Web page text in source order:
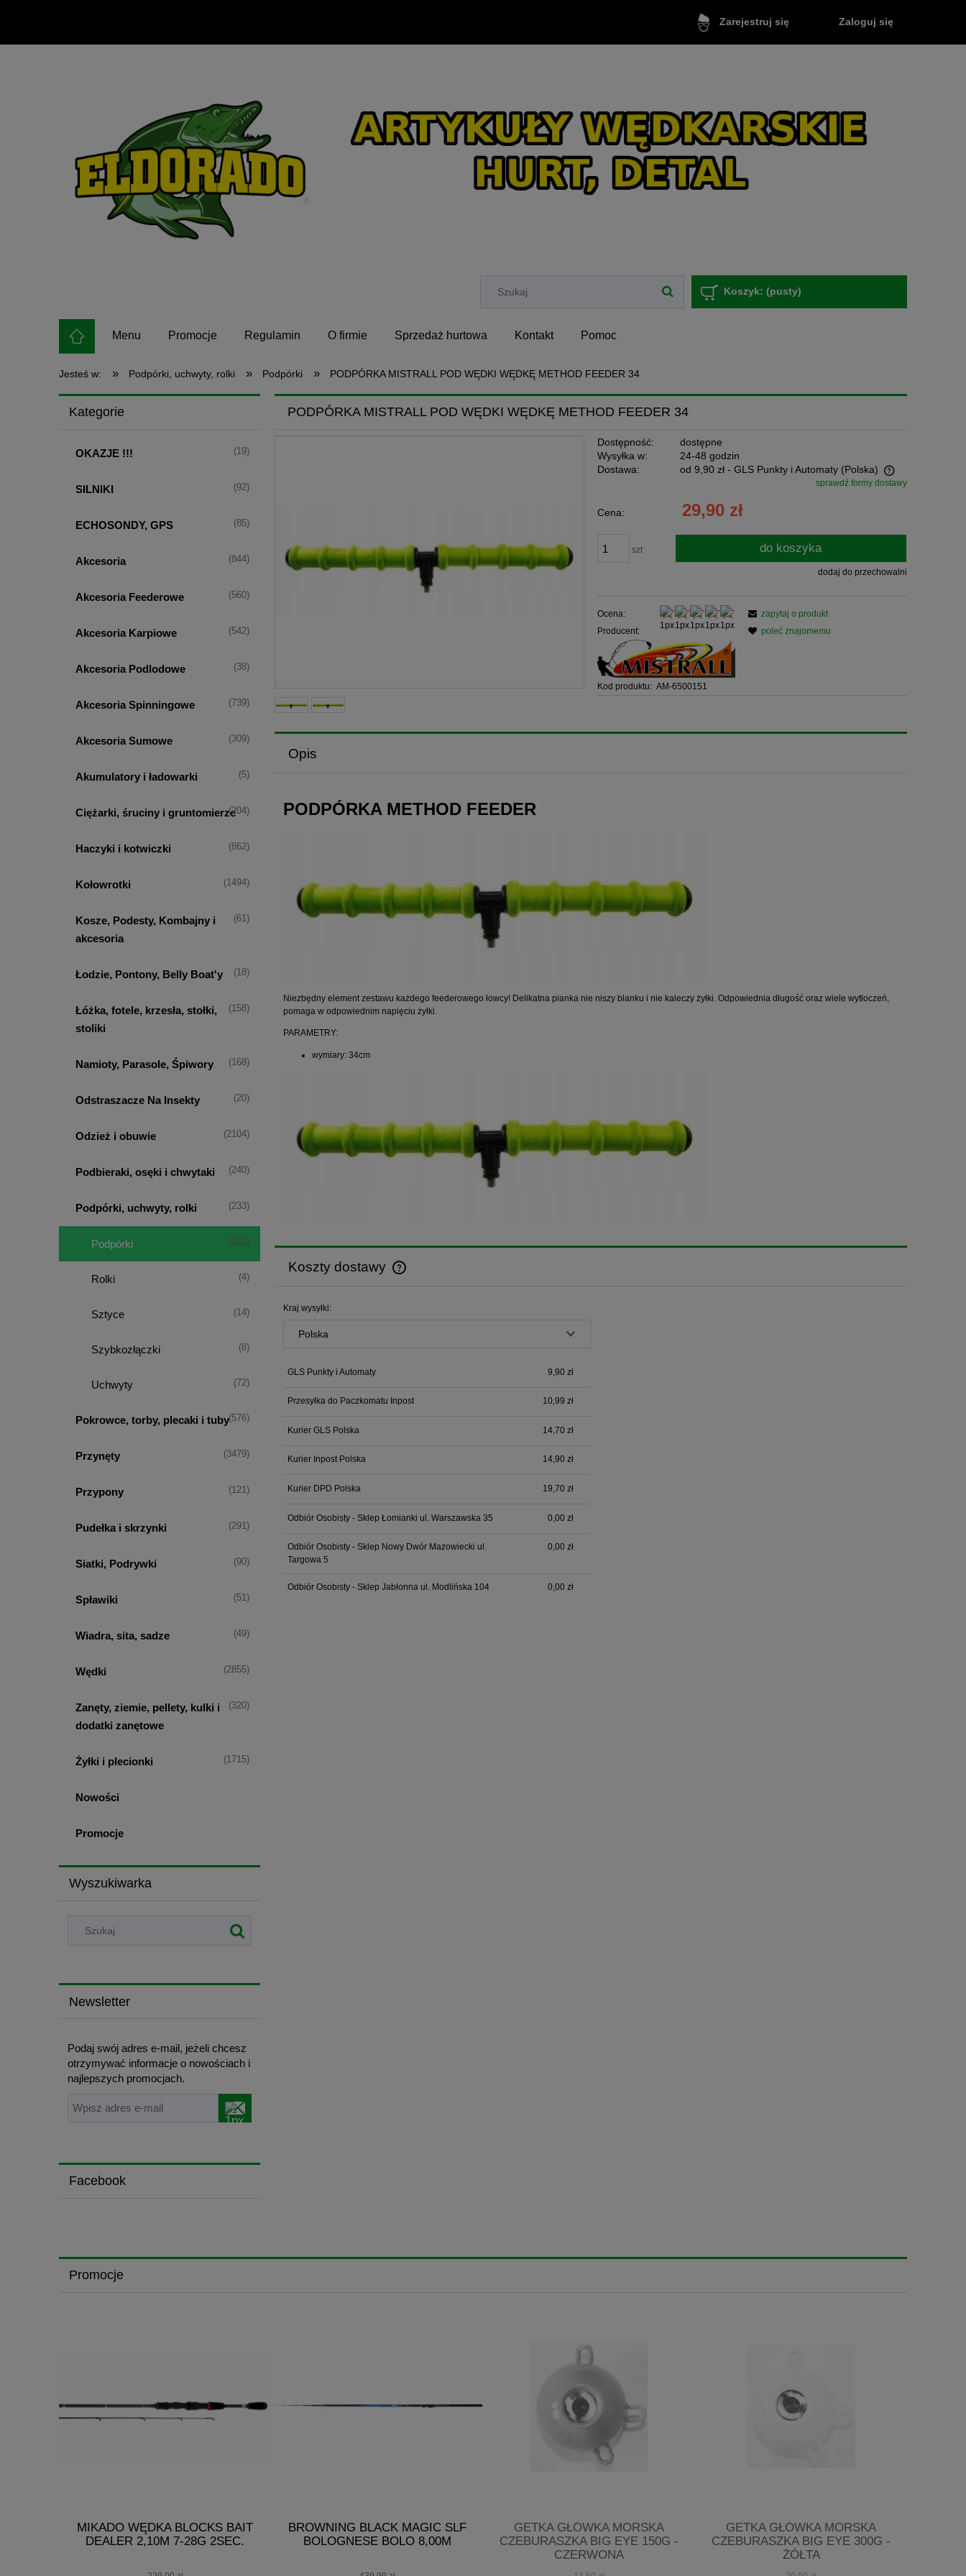
Zarejestruj się Zaloguj się
Koszyk: (pusty)
Menu Promocje Regulamin O firmie Sprzedaż hurtowa Kontakt Pomoc
Jesteś w: » Podpórki, uchwyty, rolki » Podpórki » PODPÓRKA MISTRALL POD WĘDKI WĘDKĘ METHOD FEEDER 34
Kategorie
OKAZJE !!! (19)
SILNIKI (92)
ECHOSONDY, GPS (85)
Akcesoria (844)
Akcesoria Feederowe (560)
Akcesoria Karpiowe (542)
Akcesoria Podlodowe (38)
Akcesoria Spinningowe (739)
Akcesoria Sumowe (309)
Akumulatory i ładowarki (5)
Ciężarki, śruciny i gruntomierze(204)
Haczyki i kotwiczki (862)
Kołowrotki (1494)
Kosze, Podesty, Kombajny i
akcesoria
(61)
Łodzie, Pontony, Belly Boat'y (18)
Łóżka, fotele, krzesła, stołki,
stoliki
(158)
Namioty, Parasole, Śpiwory (168)
Odstraszacze Na Insekty (20)
Odzież i obuwie (2104)
Podbieraki, osęki i chwytaki (240)
Podpórki, uchwyty, rolki (233)
Podpórki (132)
Rolki (4)
Sztyce (14)
Szybkozłączki (8)
Uchwyty (72)
Pokrowce, torby, plecaki i tuby(576)
Przynęty (3479)
Przypony (121)
Pudełka i skrzynki (291)
Siatki, Podrywki (90)
Spławiki (51)
Wiadra, sita, sadze (49)
Wędki (2855)
Zanęty, ziemie, pellety, kulki i
dodatki zanętowe
(320)
Żyłki i plecionki (1715)
Nowości
Promocje
Wyszukiwarka
Newsletter
Podaj swój adres e-mail, jeżeli chcesz
otrzymywać informacje o nowościach i
najlepszych promocjach.
Facebook
PODPÓRKA MISTRALL POD WĘDKI WĘDKĘ METHOD FEEDER 34
Dostępność:
dostępne
Wysyłka w:
24-48 godzin
Dostawa:
od 9,90 zł - GLS Punkty i Automaty (Polska)
Cena nie zawiera ewentualnych kosztów
płatności
sprawdź formy dostawy
Cena: 29,90 zł
szt do koszyka
dodaj do przechowalni
Ocena:
Producent:
Kod produktu: AM-6500151
zapytaj o produkt
poleć znajomemu
Opis
PODPÓRKA METHOD FEEDER
Niezbędny element zestawu każdego feederowego łowcy! Delikatna pianka nie niszy blanku i nie kaleczy żyłki. Odpowiednia długość oraz wiele wytłoczeń,
pomaga w odpowiednim napięciu żyłki.
PARAMETRY:
wymiary: 34cm
Koszty dostawy
Kraj wysyłki:
GLS Punkty i Automaty 9,90 zł
Przesyłka do Paczkomatu Inpost 10,99 zł
Kurier GLS Polska 14,70 zł
Kurier Inpost Polska 14,90 zł
Kurier DPD Polska 19,70 zł
Odbiór Osobisty - Sklep Łomianki ul. Warszawska 35 0,00 zł
Odbiór Osobisty - Sklep Nowy Dwór Mazowiecki ul.
Targowa 5
0,00 zł
Odbiór Osobisty - Sklep Jabłonna ul. Modlińska 104 0,00 zł
Promocje
MIKADO WĘDKA BLOCKS BAIT
DEALER 2,10M 7-28G 2SEC.
BROWNING BLACK MAGIC SLF
BOLOGNESE BOLO 8,00M
GETKA GŁÓWKA MORSKA
CZEBURASZKA BIG EYE 150G -
CZERWONA
GETKA GŁÓWKA MORSKA
CZEBURASZKA BIG EYE 300G -
ŻÓŁTA